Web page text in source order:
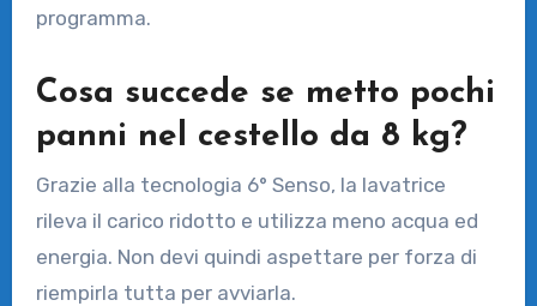
programma.
Cosa succede se metto pochi
panni nel cestello da 8 kg?
Grazie alla tecnologia 6° Senso, la lavatrice
rileva il carico ridotto e utilizza meno acqua ed
energia. Non devi quindi aspettare per forza di
riempirla tutta per avviarla.